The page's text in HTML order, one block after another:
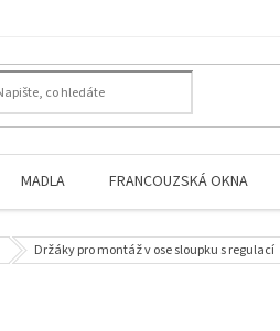
MADLA FRANCOUZSKÁ OKNA
Držáky pro montáž v ose sloupku s regulací